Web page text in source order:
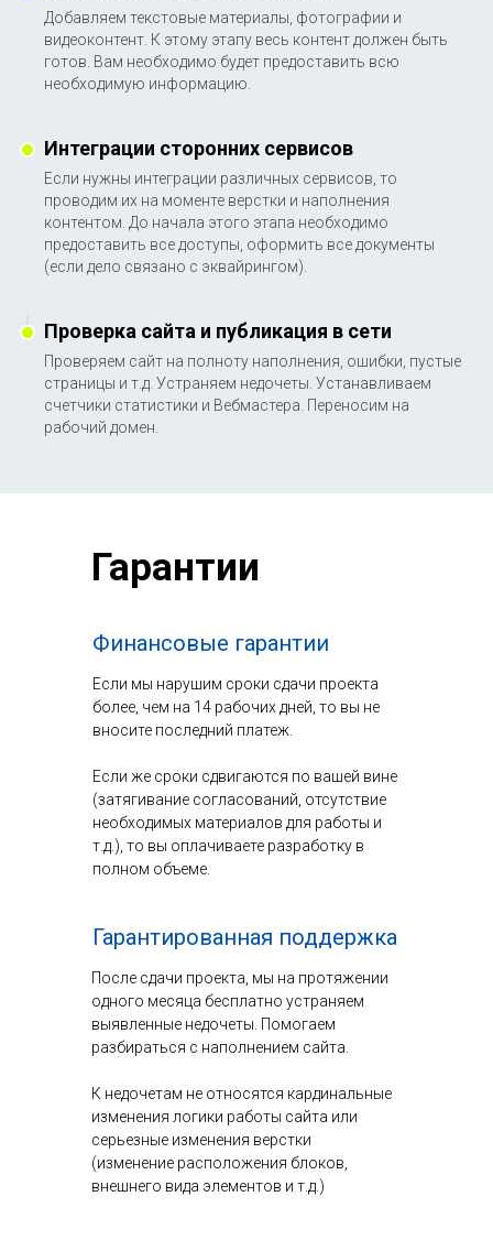
Добавляем текстовые материалы, фотографии и
видеоконтент. К этому этапу весь контент должен быть
готов. Вам необходимо будет предоставить всю
необходимую информацию.
Интеграции сторонних сервисов
Если нужны интеграции различных сервисов, то
проводим их на моменте верстки и наполнения
контентом. До начала этого этапа необходимо
предоставить все доступы, оформить все документы
(если дело связано с эквайрингом).
Проверка сайта и публикация в сети
Проверяем сайт на полноту наполнения, ошибки, пустые
страницы и т.д. Устраняем недочеты. Устанавливаем
счетчики статистики и Вебмастера. Переносим на
рабочий домен.
Гарантии
Финансовые гарантии
Если мы нарушим сроки сдачи проекта
более, чем на 14 рабочих дней, то вы не
вносите последний платеж.
Если же сроки сдвигаются по вашей вине
(затягивание согласований, отсутствие
необходимых материалов для работы и
т.д.), то вы оплачиваете разработку в
полном объеме.
Гарантированная поддержка
После сдачи проекта, мы на протяжении
одного месяца бесплатно устраняем
выявленные недочеты. Помогаем
разбираться с наполнением сайта.
К недочетам не относятся кардинальные
изменения логики работы сайта или
серьезные изменения верстки
(изменение расположения блоков,
внешнего вида элементов и т.д.)
Персональные данные, опубликованные на сайте,
размещены с согласия субъектов персональных данных.
Условия и запреты не установлены.